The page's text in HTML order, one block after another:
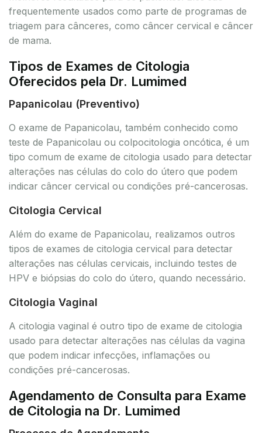
frequentemente usados como parte de programas de
triagem para cânceres, como câncer cervical e câncer
de mama.
Tipos de Exames de Citologia
Oferecidos pela Dr. Lumimed
Papanicolau (Preventivo)
O exame de Papanicolau, também conhecido como
teste de Papanicolau ou colpocitologia oncótica, é um
tipo comum de exame de citologia usado para detectar
alterações nas células do colo do útero que podem
indicar câncer cervical ou condições pré-cancerosas.
Citologia Cervical
Além do exame de Papanicolau, realizamos outros
tipos de exames de citologia cervical para detectar
alterações nas células cervicais, incluindo testes de
HPV e biópsias do colo do útero, quando necessário.
Citologia Vaginal
A citologia vaginal é outro tipo de exame de citologia
usado para detectar alterações nas células da vagina
que podem indicar infecções, inflamações ou
condições pré-cancerosas.
Agendamento de Consulta para Exame
de Citologia na Dr. Lumimed